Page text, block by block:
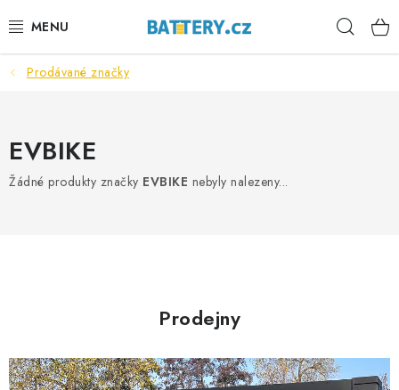
na
VÝHODNÉ SETY
BATERIOVÉ BOXY
Prodávané značky
EVBIKE
Žádné produkty značky EVBIKE nebyly nalezeny...
Prodejny